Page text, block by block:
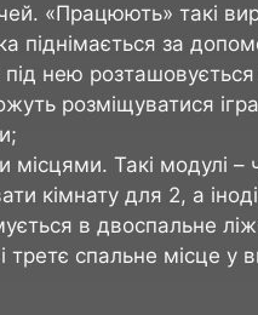
«Працюють» такі
піднімається за
під нею
розміщуватися
місцями. Такі модулі –
кімнату для 2, а
в двоспальне
спальне місце у